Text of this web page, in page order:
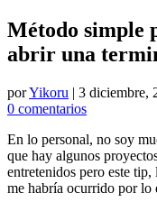
Método simple
abrir una
porYikoru | 3 diciembre,
0 comentarios
En lo personal, no soy
que hay algunos
entretenidos pero este
me habría ocurrido por lo